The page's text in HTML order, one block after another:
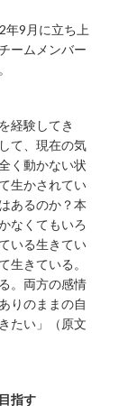
年9月に立ち上
ームメンバー
経験してき
て、現在の気
く動かない状
生かされてい
あるのか？本
なくてもいろ
いる生きてい
生きている。
。両方の感情
りのままの自
たい」（原文
指す